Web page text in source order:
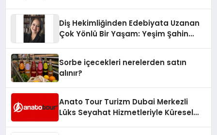
Diş Hekimliğinden Edebiyata Uzanan
Çok Yönlü Bir Yaşam: Yeşim Şahin
Sorbe içecekleri nerelerden satın
alınır?
Anato Tour Turizm Dubai Merkezli
Lüks Seyahat Hizmetleriyle Küresel